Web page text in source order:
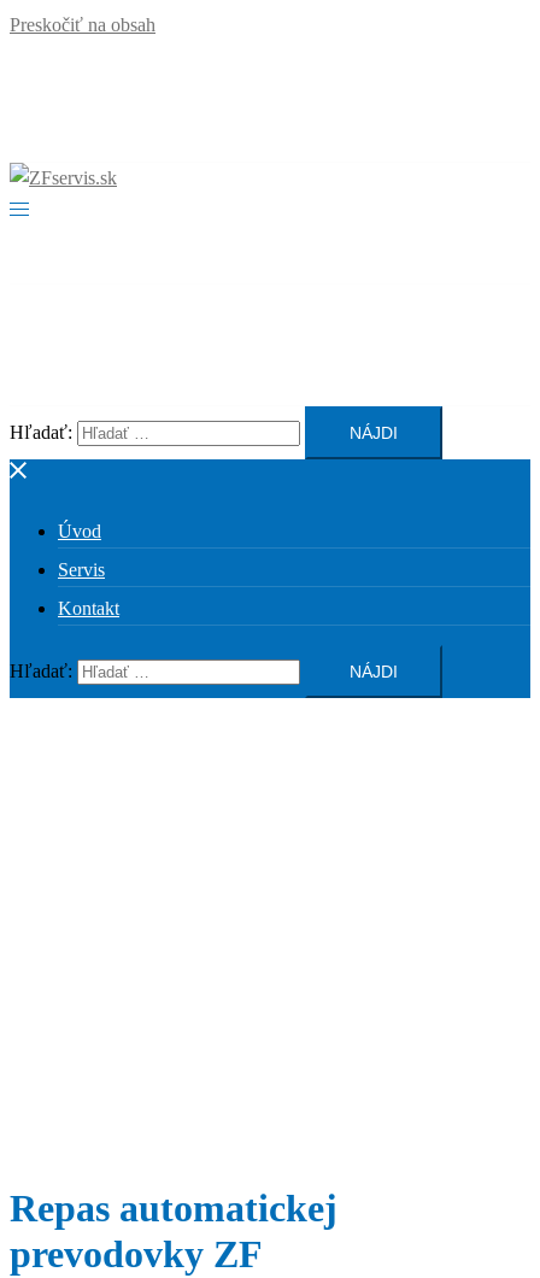
Preskočiť na obsah
Hľadať:
Úvod
Servis
Kontakt
Hľadať:
Repas automatickej
prevodovky ZF